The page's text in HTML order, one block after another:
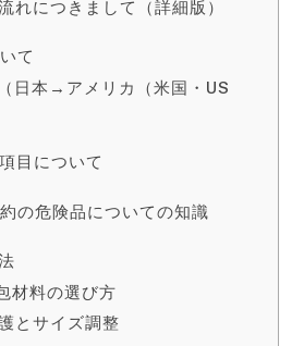
れにつきまして（詳細版）
て
日本→アメリカ（米国・US
目について
の危険品についての知識
材料の選び方
とサイズ調整